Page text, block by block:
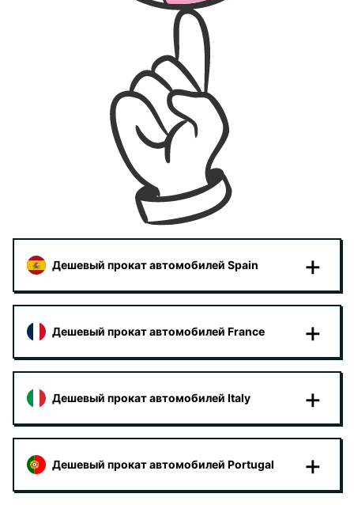
Дешевый прокат автомобилей Spain
Дешевый прокат автомобилей France
Дешевый прокат автомобилей Italy
Дешевый прокат автомобилей Portugal